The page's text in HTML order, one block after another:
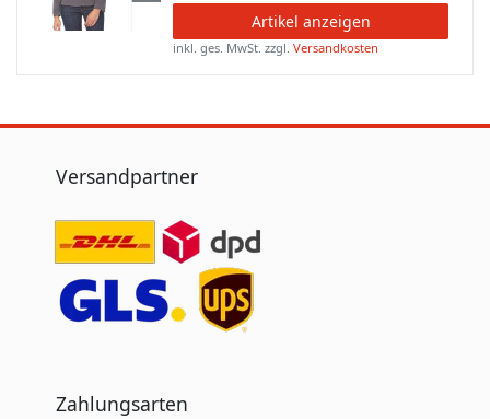
Artikel anzeigen
inkl. ges. MwSt. zzgl.Versandkosten
Versandpartner
Zahlungsarten